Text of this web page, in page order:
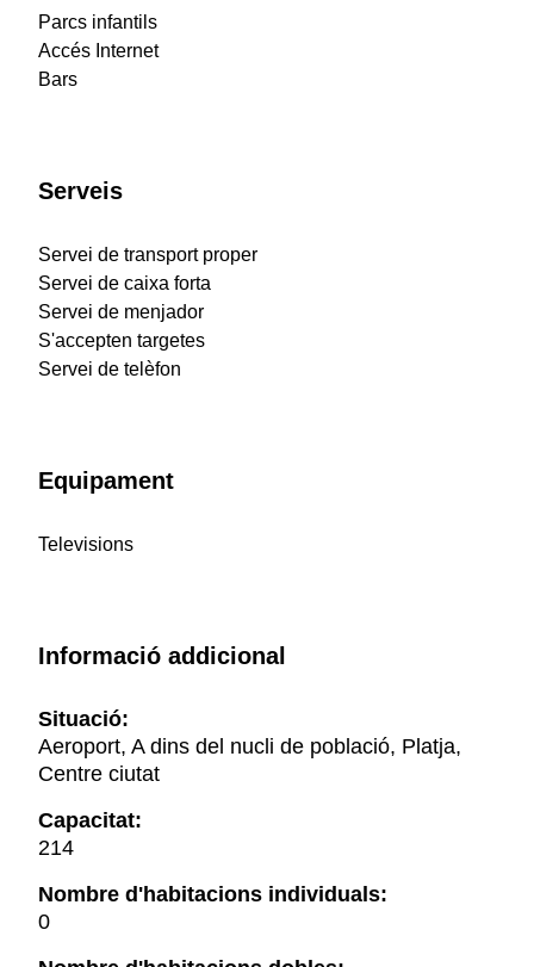
Parcs infantils
Accés Internet
Bars
Serveis
Servei de transport proper
Servei de caixa forta
Servei de menjador
S'accepten targetes
Servei de telèfon
Equipament
Televisions
Informació addicional
Situació:
Aeroport, A dins del nucli de població, Platja,
Centre ciutat
Capacitat:
214
Nombre d'habitacions individuals:
0